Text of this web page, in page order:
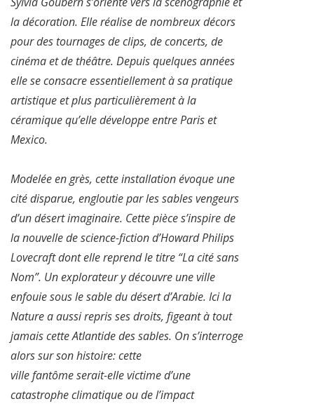
la décoration. Elle réalise de nombreux décors
pour des tournages de clips, de concerts, de
cinéma et de théâtre. Depuis quelques années
elle se consacre essentiellement à sa pratique
artistique et plus particulièrement à la
céramique qu’elle développe entre Paris et
Mexico.
Modelée en grès, cette installation évoque une
cité disparue, engloutie par les sables vengeurs
d’un désert imaginaire. Cette pièce s’inspire de
la nouvelle de science-fiction d’Howard Philips
Lovecraft dont elle reprend le titre “La cité sans
Nom”. Un explorateur y découvre une ville
enfouie sous le sable du désert d’Arabie. Ici la
Nature a aussi repris ses droits, figeant à tout
jamais cette Atlantide des sables. On s’interroge
alors sur son histoire: cette
ville fantôme serait-elle victime d’une
catastrophe climatique ou de l’impact